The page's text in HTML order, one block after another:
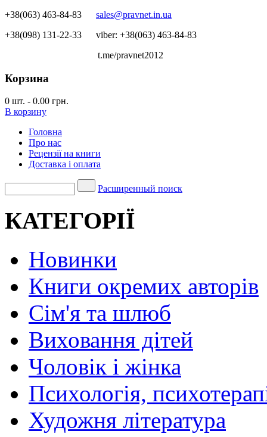
+38(063) 463-84-83 sales@pravnet.in.ua
+38(098) 131-22-33 viber: +38(063) 463-84-83
t.me/pravnet2012
Корзина
0 шт. - 0.00 грн.
В корзину
Головна
Про нас
Рецензії на книги
Доставка і оплата
Расширенный поиск
КАТЕГОРІЇ
Новинки
Книги окремих авторів
Сім'я та шлюб
Виховання дітей
Чоловік і жінка
Психологія,
Художня література